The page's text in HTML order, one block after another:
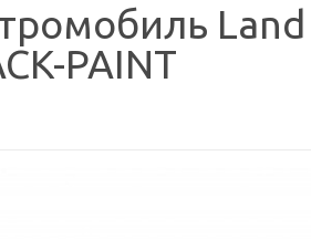
Land
PAINT